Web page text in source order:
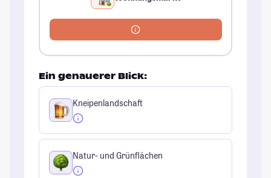
Ein genauerer Blick:
Kneipenlandschaft
Natur- und Grünflächen